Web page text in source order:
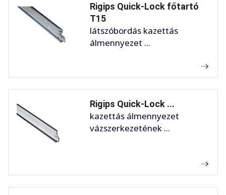
Rigips Quick-Lock főtartó
T15
látszóbordás kazettás
álmennyezet ...
Rigips Quick-Lock ...
kazettás álmennyezet
vázszerkezetének ...